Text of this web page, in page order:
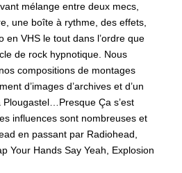
mélange entre deux mecs,
une boîte à rythme, des effets,
en VHS le tout dans l’ordre que
de rock hypnotique. Nous
compositions de montages
d’images d’archives et d’un
Ça s’est
influences sont nombreuses et
en passant par Radiohead,
Your Hands Say Yeah, Explosion